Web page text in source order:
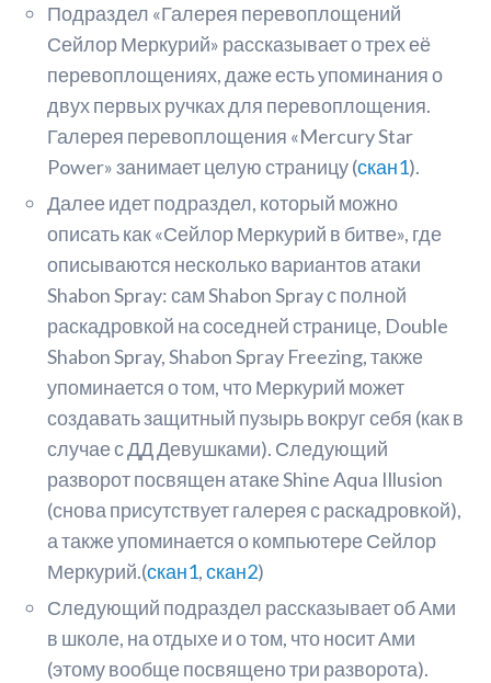
Подраздел «Галерея перевоплощений
Сейлор Меркурий» рассказывает о трех её
перевоплощениях, даже есть упоминания о
двух первых ручках для перевоплощения.
Галерея перевоплощения «Mercury Star
Power» занимает целую страницу (скан1).
Далее идет подраздел, который можно
описать как «Сейлор Меркурий в битве», где
описываются несколько вариантов атаки
Shabon Spray: сам Shabon Spray с полной
раскадровкой на соседней странице, Double
Shabon Spray, Shabon Spray Freezing, также
упоминается о том, что Меркурий может
создавать защитный пузырь вокруг себя (как в
случае с ДД Девушками). Следующий
разворот посвящен атаке Shine Aqua Illusion
(снова присутствует галерея с раскадровкой),
а также упоминается о компьютере Сейлор
Меркурий.(скан1,скан2)
Следующий подраздел рассказывает об Ами
в школе, на отдыхе и о том, что носит Ами
(этому вообще посвящено три разворота).